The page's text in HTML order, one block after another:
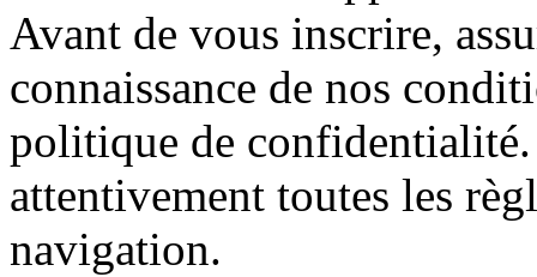
Avant de vous inscrire,
connaissance de nos
politique de
attentivement toutes les
navigation.